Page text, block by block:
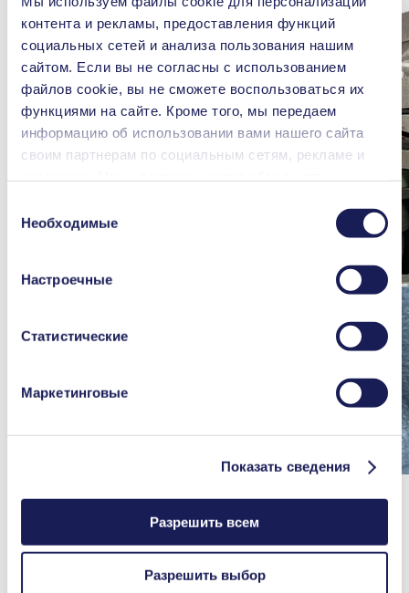
контента и рекламы, предоставления функций
социальных сетей и анализа пользования нашим
сайтом. Если вы не согласны с использованием
файлов cookie, вы не сможете воспользоваться их
функциями на сайте. Кроме того, мы передаем
информацию об использовании вами нашего сайта
своим партнерам по социальным сетям, рекламе и
которая была предоставлена вами или получена в
процессе пользования их услугами. Вы можете в
любой момент аннулировать свое согласие, перейдя
в раздел «Cookies» по ссылке внизу страницы и
Подробная информация об используемых
файлах сookie, их назначении, правовых основаниях
о защите данных
согласия
Необходимые
Настроечные
Статистические
Маркетинговые
Показать сведения
Разрешить всем
Разрешить выбор
the advanced pump design, because it is only used if the working
diaphragm cracks or ruptures, which is extremely rare.